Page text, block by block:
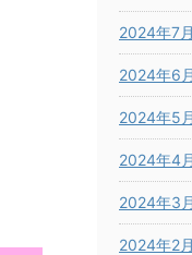
2024年7月
2024年6月
2024年5月
2024年4月
2024年3月
2024年2月